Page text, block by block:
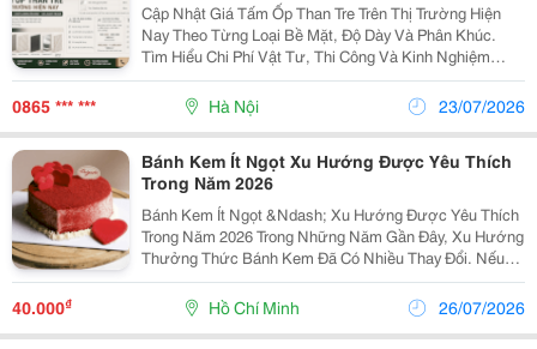
Cập Nhật Giá Tấm Ốp Than Tre Trên Thị Trường Hiện
Nay Theo Từng Loại Bề Mặt, Độ Dày Và Phân Khúc.
Tìm Hiểu Chi Phí Vật Tư, Thi Công Và Kinh Nghiệm
Chọn Mua. Tấm Ốp Than Tre Đang Được Nhiều Gia
Đình, Kiến Trúc Sư Và Đơn Vị Thi Công Lựa Chọn Để
Hoàn...
0865 *** *** Hà Nội 23/07/2026
Bánh Kem Ít Ngọt Xu Hướng Được Yêu Thích
Trong Năm 2026
Bánh Kem Ít Ngọt &Ndash; Xu Hướng Được Yêu Thích
Trong Năm 2026 Trong Những Năm Gần Đây, Xu Hướng
Thưởng Thức Bánh Kem Đã Có Nhiều Thay Đổi. Nếu
Trước Đây Khách Hàng Thường Yêu Thích Những
Chiếc Bánh Có Lớp Kem Dày Và Vị Ngọt Đậm, Thì Hiện
Nay Đa Số...
40.000₫ Hồ Chí Minh 26/07/2026